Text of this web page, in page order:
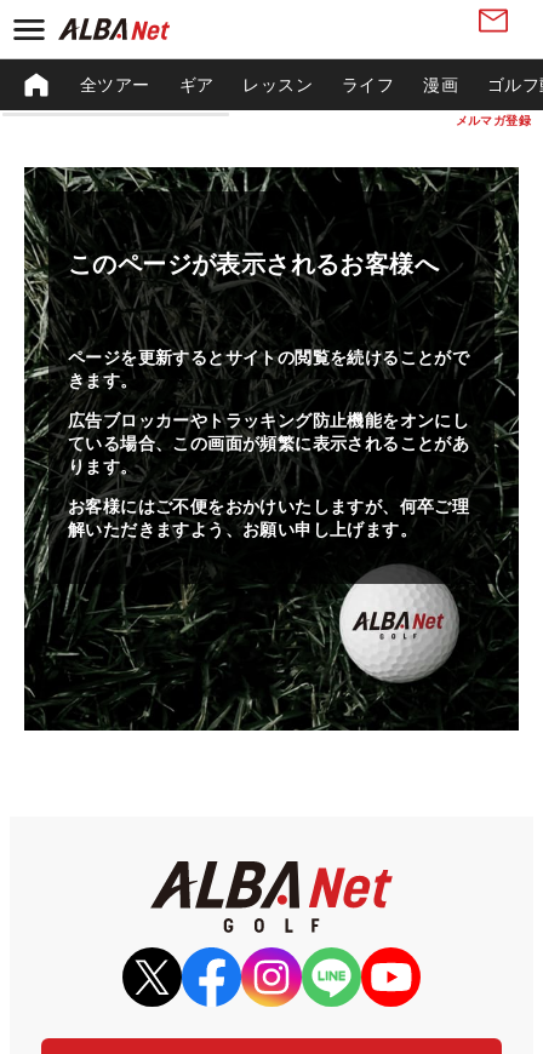
メルマガ登録
全ツアー ギア レッスン ライフ 漫画 ゴル
このページが表示されるお客様へ
ページを更新するとサイトの閲覧を続けることがで
きます。
広告ブロッカーやトラッキング防止機能をオンにし
ている場合、この画面が頻繁に表示されることがあ
ります。
お客様にはご不便をおかけいたしますが、何卒ご理
解いただきますよう、お願い申し上げます。